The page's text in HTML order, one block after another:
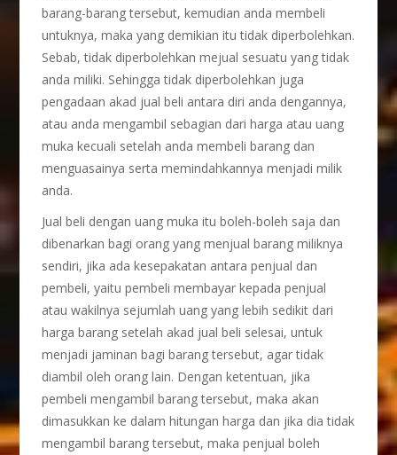
barang-barang tersebut, kemudian anda membeli
untuknya, maka yang demikian itu tidak diperbolehkan.
Sebab, tidak diperbolehkan mejual sesuatu yang tidak
anda miliki. Sehingga tidak diperbolehkan juga
pengadaan akad jual beli antara diri anda dengannya,
atau anda mengambil sebagian dari harga atau uang
muka kecuali setelah anda membeli barang dan
menguasainya serta memindahkannya menjadi milik
anda.
Jual beli dengan uang muka itu boleh-boleh saja dan
dibenarkan bagi orang yang menjual barang miliknya
sendiri, jika ada kesepakatan antara penjual dan
pembeli, yaitu pembeli membayar kepada penjual
atau wakilnya sejumlah uang yang lebih sedikit dari
harga barang setelah akad jual beli selesai, untuk
menjadi jaminan bagi barang tersebut, agar tidak
diambil oleh orang lain. Dengan ketentuan, jika
pembeli mengambil barang tersebut, maka akan
dimasukkan ke dalam hitungan harga dan jika dia tidak
mengambil barang tersebut, maka penjual boleh